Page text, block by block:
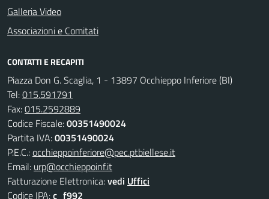
Galleria Video
Associazioni e Comitati
CONTATTI E RECAPITI
Piazza Don G. Scaglia, 1 - 13897 Occhieppo Inferiore (BI)
Tel:015.591791
Fax:015.2592889
Codice Fiscale:00351490024
Partita IVA:00351490024
P.E.C.:occhieppoinferiore@pec.ptbiellese.it
Email: urp@occhieppoinf.it
Fatturazione Elettronica:vedi Uffici
Codice IPA:c_f992